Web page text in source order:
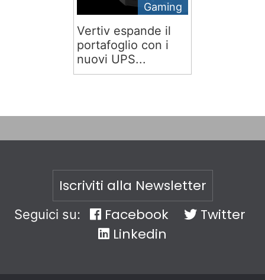
Gaming
Vertiv espande il
portafoglio con i
nuovi UPS...
Iscriviti alla Newsletter
Seguici su: Facebook
Twitter
Linkedin